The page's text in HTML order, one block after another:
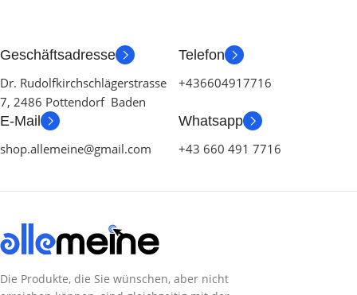
Geschäftsadresse
Dr. Rudolfkirchschlägerstrasse
7, 2486 Pottendorf Baden
Telefon
+436604917716
E-Mail
shop.allemeine@gmail.com
Whatsapp
+43 660 491 7716
Die Produkte, die Sie wünschen, aber nicht